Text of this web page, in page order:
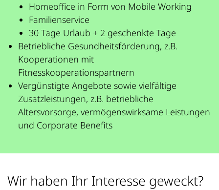
Homeoffice in Form von Mobile Working
Familienservice
30 Tage Urlaub + 2 geschenkte Tage
Betriebliche Gesundheitsförderung, z.B.
Kooperationen mit
Fitnesskooperationspartnern
Vergünstigte Angebote sowie vielfältige
Zusatzleistungen, z.B. betriebliche
Altersvorsorge, vermögenswirksame Leistungen
und Corporate Benefits
Wir haben Ihr Interesse geweckt?